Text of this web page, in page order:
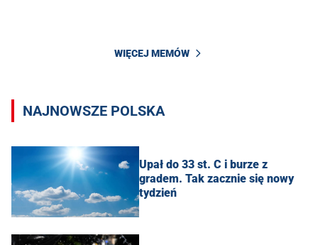
WIĘCEJ MEMÓW
NAJNOWSZE POLSKA
Upał do 33 st. C i burze z
gradem. Tak zacznie się nowy
tydzień